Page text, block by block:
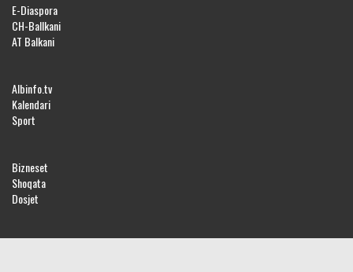
E-Diaspora
CH-Ballkani
AT Balkani
Albinfo.tv
Kalendari
Sport
Bizneset
Shoqata
Dosjet